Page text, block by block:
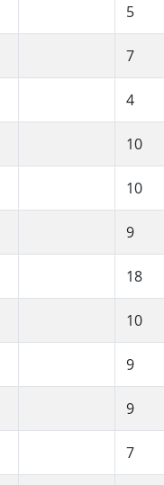
5
7
4
10
10
9
18
10
9
9
7